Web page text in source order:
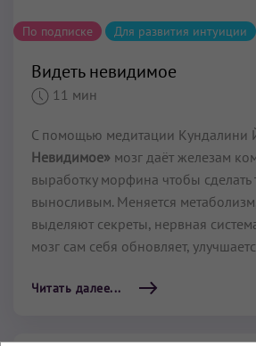
По подписке Для развития интуиции
Видеть невидимое
11 мин
С помощью медитации Кундалини
Невидимое» мозг даёт железам
выработку морфина чтобы сделать
выносливым. Меняется
выделяют секреты, нервная
мозг сам себя обновляет,
Читать далее...